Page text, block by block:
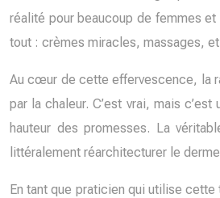
réalité pour beaucoup de femmes et
tout : crèmes miracles, massages,
Au cœur de cette effervescence, la
par la chaleur. C’est vrai, mais
hauteur des promesses. La
littéralement réarchitecturer le
En tant que praticien qui utilise